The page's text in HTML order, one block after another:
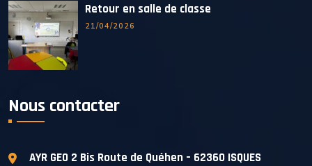
Retour en salle de classe
21/04/2026
Nous contacter
AYR GEO 2 Bis Route de Quéhen – 62360 ISQUES